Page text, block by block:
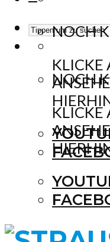
NOCH
KLICKE
NOCH
KLICKE